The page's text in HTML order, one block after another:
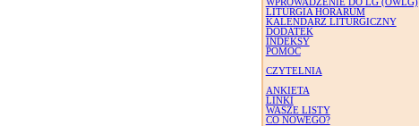
WPROWADZENIE DO LG (OWLG)
LITURGIA HORARUM
KALENDARZ LITURGICZNY
DODATEK
INDEKSY
POMOC
CZYTELNIA
ANKIETA
LINKI
WASZE LISTY
CO NOWEGO?